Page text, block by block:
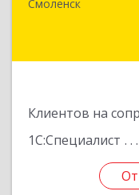
Смоленск
Клиентов на
1С:Специалист